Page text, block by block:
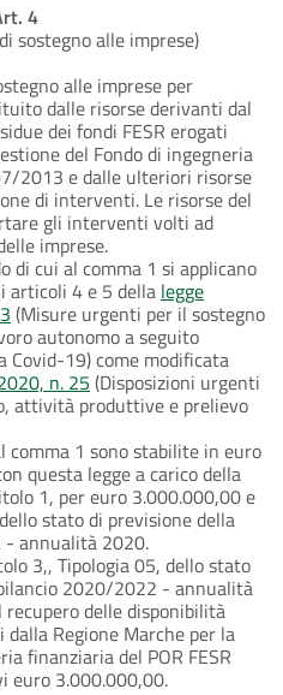
4
sostegno alle imprese)
alle imprese per
dalle risorse derivanti dal
dei fondi FESR erogati
del Fondo di ingegneria
2013 e dalle ulteriori risorse
di interventi. Le risorse del
gli interventi volti ad
imprese.
di cui al comma 1 si applicano
articoli 4 e 5 della legge
(Misure urgenti per il sostegno
autonomo a seguito
Covid-19) come modificata
n. 25 (Disposizioni urgenti
attività produttive e prelievo
comma 1 sono stabilite in euro
questa legge a carico della
1, per euro 3.000.000,00 e
stato di previsione della
- annualità 2020.
3,, Tipologia 05, dello stato
2020/2022 - annualità
delle disponibilità
dalla Regione Marche per la
finanziaria del POR FESR
euro 3.000.000,00.